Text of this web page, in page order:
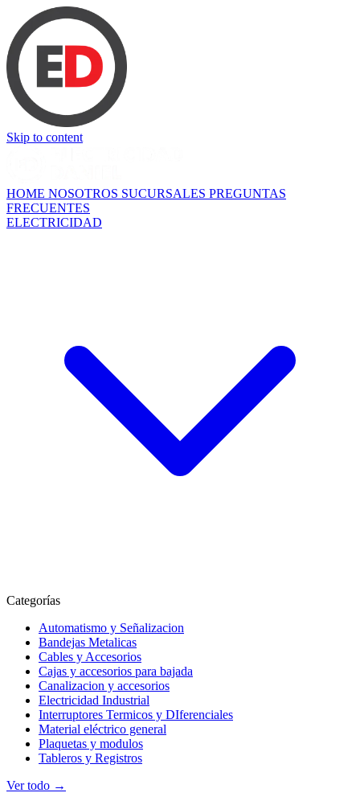
Skip to content
HOME NOSOTROS SUCURSALES PREGUNTAS
FRECUENTES
ELECTRICIDAD
Categorías
Automatismo y Señalizacion
Bandejas Metalicas
Cables y Accesorios
Cajas y accesorios para bajada
Canalizacion y accesorios
Electricidad Industrial
Interruptores Termicos y DIferenciales
Material eléctrico general
Plaquetas y modulos
Tableros y Registros
Ver todo →